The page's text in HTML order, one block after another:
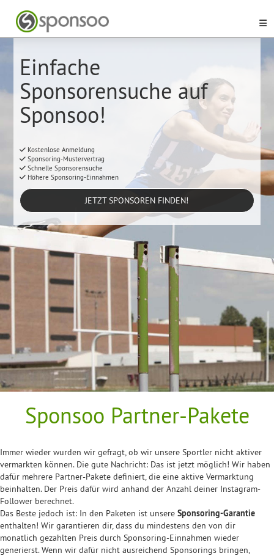
Einfache
Sponsorensuche auf
Sponsoo!
Kostenlose Anmeldung
Sponsoring-Mustervertrag
Schnelle Sponsorensuche
Höhere Sponsoring-Einnahmen
JETZT SPONSOREN FINDEN!
Sponsoo Partner-Pakete
Immer wieder wurden wir gefragt, ob wir unsere Sportler nicht aktiver
vermarkten können. Die gute Nachricht: Das ist jetzt möglich! Wir haben
dafür mehrere Partner-Pakete definiert, die eine aktive Vermarktung
beinhalten. Der Preis dafür wird anhand der Anzahl deiner Instagram-
Follower berechnet.
Das Beste jedoch ist: In den Paketen ist unsere Sponsoring-Garantie
enthalten! Wir garantieren dir, dass du mindestens den von dir
monatlich gezahlten Preis durch Sponsoring-Einnahmen wieder
generierst. Wenn wir dafür nicht ausreichend Sponsorings bringen,